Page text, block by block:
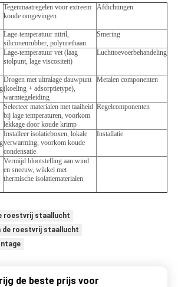
Tegenmaatregelen voor extreem
koude omgevingen
Afdichtingen
Lage-temperatuur nitril,
siliconenrubber, polyurethaan
Smering
Lage-temperatuur vet (laag
stolpunt, lage viscositeit)
Luchttoevoerbehandeling
Drogen met ultralage dauwpunt
(koeling + adsorptietype),
warmtegeleiding
Metalen componenten
Selecteer materialen met taaiheid
bij lage temperaturen, voorkom
lekkage door koude krimp
Regelcomponenten
Installeer isolatieboxen, lokale
verwarming, voorkom koude
condensatie
Installatie
Vermijd blootstelling aan wind
en sneeuw, wikkel met
thermische isolatiematerialen
roestvrij staallucht
de roestvrij staallucht
de beste prijs voor